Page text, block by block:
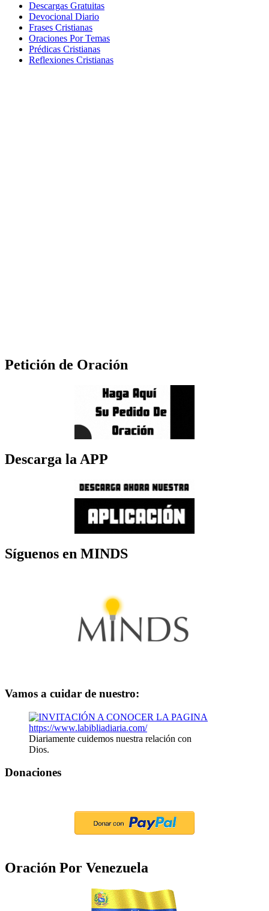
Descargas Gratuitas
Devocional Diario
Frases Cristianas
Oraciones Por Temas
Prédicas Cristianas
Reflexiones Cristianas
Petición de Oración
Descarga la APP
Síguenos en MINDS
Vamos a cuidar de nuestro:
Diariamente cuidemos nuestra relación con
Dios.
Donaciones
Oración Por Venezuela